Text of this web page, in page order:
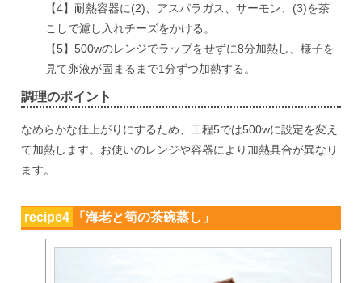
【4】耐熱容器に(2)、アスパラガス、サーモン、(3)を茶
こしで濾し入れチーズをかける。
【5】500wのレンジでラップをせずに8分加熱し、様子を
見て卵液が固まるまで1分ずつ加熱する。
調理のポイント
なめらかな仕上がりにするため、工程5では500wに設定を変え
て加熱します。お使いのレンジや容器により加熱具合が異なり
ます。
recipe4 「海老と筍の茶碗蒸し」